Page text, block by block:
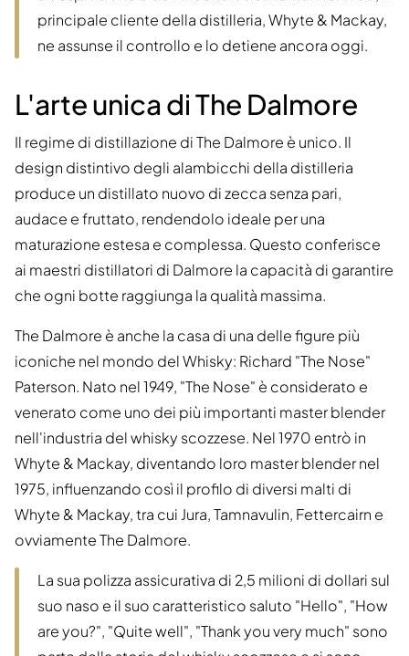
principale cliente della distilleria, Whyte & Mackay,
ne assunse il controllo e lo detiene ancora oggi.
L'arte unica di The Dalmore
Il regime di distillazione di The Dalmore è unico. Il
design distintivo degli alambicchi della distilleria
produce un distillato nuovo di zecca senza pari,
audace e fruttato, rendendolo ideale per una
maturazione estesa e complessa. Questo conferisce
ai maestri distillatori di Dalmore la capacità di garantire
che ogni botte raggiunga la qualità massima.
The Dalmore è anche la casa di una delle figure più
iconiche nel mondo del Whisky: Richard "The Nose"
Paterson. Nato nel 1949, "The Nose" è considerato e
venerato come uno dei più importanti master blender
nell'industria del whisky scozzese. Nel 1970 entrò in
Whyte & Mackay, diventando loro master blender nel
1975, influenzando così il profilo di diversi malti di
Whyte & Mackay, tra cui Jura, Tamnavulin, Fettercairn e
ovviamente The Dalmore.
La sua polizza assicurativa di 2,5 milioni di dollari sul
suo naso e il suo caratteristico saluto "Hello", "How
are you?", "Quite well", "Thank you very much" sono